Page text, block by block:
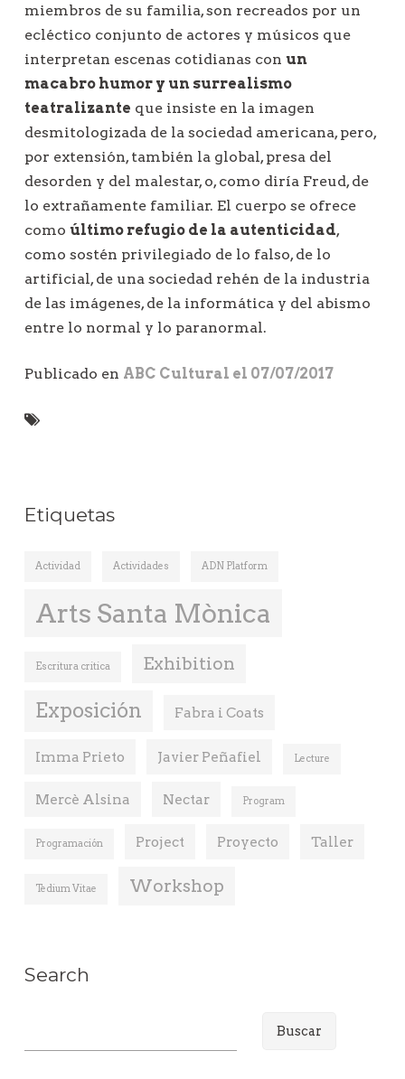
miembros de su familia, son recreados por un
ecléctico conjunto de actores y músicos que
interpretan escenas cotidianas con un
macabro humor y un surrealismo
teatralizante que insiste en la imagen
desmitologizada de la sociedad americana, pero,
por extensión, también la global, presa del
desorden y del malestar, o, como diría Freud, de
lo extrañamente familiar. El cuerpo se ofrece
como último refugio de la autenticidad,
como sostén privilegiado de lo falso, de lo
artificial, de una sociedad rehén de la industria
de las imágenes, de la informática y del abismo
entre lo normal y lo paranormal.
Publicado en ABC Cultural el 07/07/2017
Etiquetas
Actividad Actividades ADN Platform
Arts Santa Mònica
Escritura critica Exhibition
Exposición Fabra i Coats
Imma Prieto Javier Peñafiel Lecture
Mercè Alsina Nectar Program
Programación Project Proyecto Taller
Tedium Vitae Workshop
Search
u